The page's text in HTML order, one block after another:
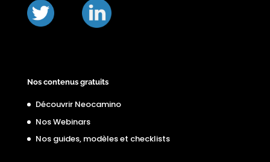
Nos contenus gratuits
Découvrir Neocamino
Nos Webinars
Nos guides, modèles et checklists